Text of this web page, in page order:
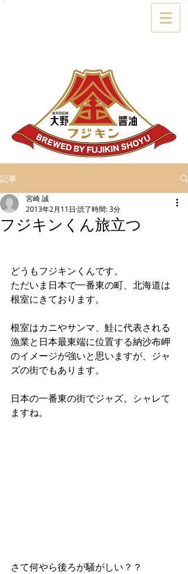
記事
フジキンくん旅立つ
宮崎 誠
2013年2月11日 読了時間: 3分
どうもフジキンくんです。
ただいま日本で一番東の町、北海道は
根室にきております。
根室はカニやサンマ、鮭に代表される
漁業と日本最東端に位置する納沙布岬
のイメージが強いと思いますが、ジャ
ズの街でもあります。
日本の一番東の街でジャズ。シャレて
ますね。
さて何やら後ろが騒がしい？？